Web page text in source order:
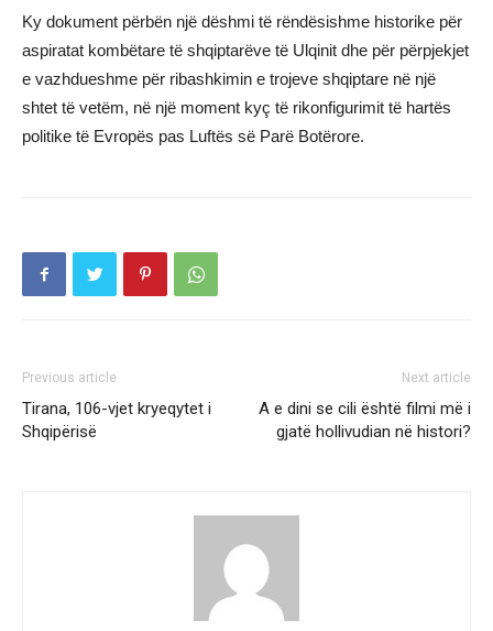
Ky dokument përbën një dëshmi të rëndësishme historike për
aspiratat kombëtare të shqiptarëve të Ulqinit dhe për përpjekjet
e vazhdueshme për ribashkimin e trojeve shqiptare në një
shtet të vetëm, në një moment kyç të rikonfigurimit të hartës
politike të Evropës pas Luftës së Parë Botërore.
Previous article
Tirana, 106-vjet kryeqytet i
Shqipërisë
Next article
A e dini se cili është filmi më i
gjatë hollivudian në histori?